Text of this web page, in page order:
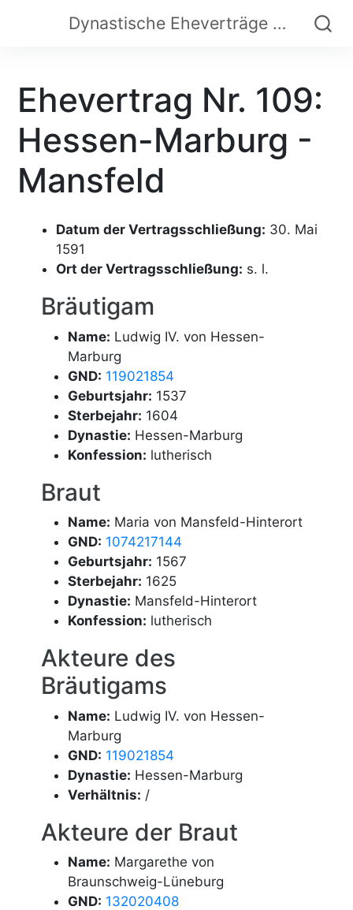
Dynastische Eheverträge der Frühen Neuzeit
Ehevertrag Nr. 109:
Hessen-Marburg -
Mansfeld
Datum der Vertragsschließung: 30. Mai
1591
Ort der Vertragsschließung: s. l.
Bräutigam
Name: Ludwig IV. von Hessen-
Marburg
GND: 119021854
Geburtsjahr: 1537
Sterbejahr: 1604
Dynastie: Hessen-Marburg
Konfession: lutherisch
Braut
Name: Maria von Mansfeld-Hinterort
GND: 1074217144
Geburtsjahr: 1567
Sterbejahr: 1625
Dynastie: Mansfeld-Hinterort
Konfession: lutherisch
Akteure des
Bräutigams
Name: Ludwig IV. von Hessen-
Marburg
GND: 119021854
Dynastie: Hessen-Marburg
Verhältnis: /
Akteure der Braut
Name: Margarethe von
Braunschweig-Lüneburg
GND: 132020408